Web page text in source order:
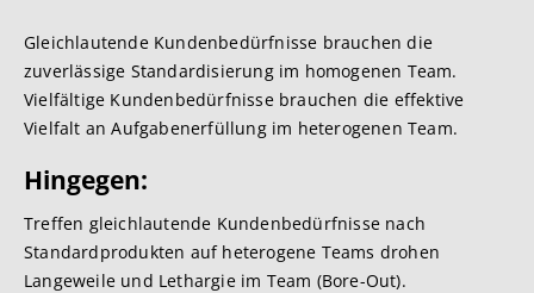
Gleichlautende Kundenbedürfnisse brauchen die
zuverlässige Standardisierung im homogenen Team.
Vielfältige Kundenbedürfnisse brauchen die effektive
Vielfalt an Aufgabenerfüllung im heterogenen Team.
Hingegen:
Treffen gleichlautende Kundenbedürfnisse nach
Standardprodukten auf heterogene Teams drohen
Langeweile und Lethargie im Team (Bore-Out).